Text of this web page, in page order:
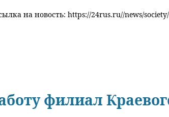
на новость: https://24rus.ru//news/
филиал